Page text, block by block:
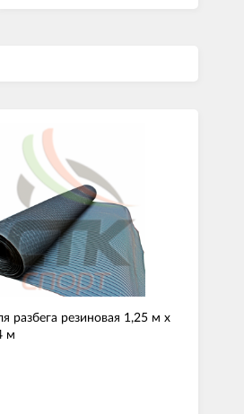
разбега резиновая 1,25 м х
м